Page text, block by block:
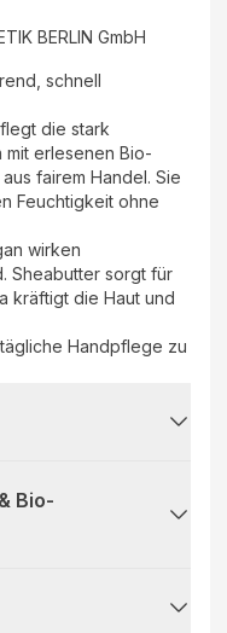
BERLIN GmbH
schnell
die stark
erlesenen Bio-
fairem Handel. Sie
Feuchtigkeit ohne
Sheabutter sorgt für
kräftigt die Haut und
Handpflege zu
Bio-